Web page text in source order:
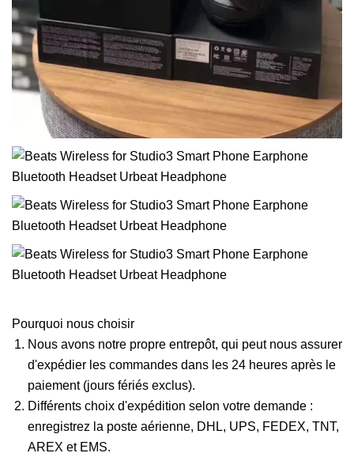
Pourquoi nous choisir
Nous avons notre propre entrepôt, qui peut nous assurer
d'expédier les commandes dans les 24 heures après le
paiement (jours fériés exclus).
Différents choix d'expédition selon votre demande :
enregistrez la poste aérienne, DHL, UPS, FEDEX, TNT,
AREX et EMS.